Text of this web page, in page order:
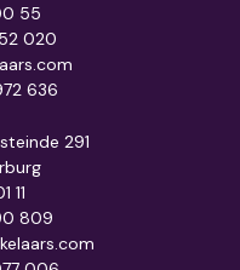
55
020
636
291
11
809